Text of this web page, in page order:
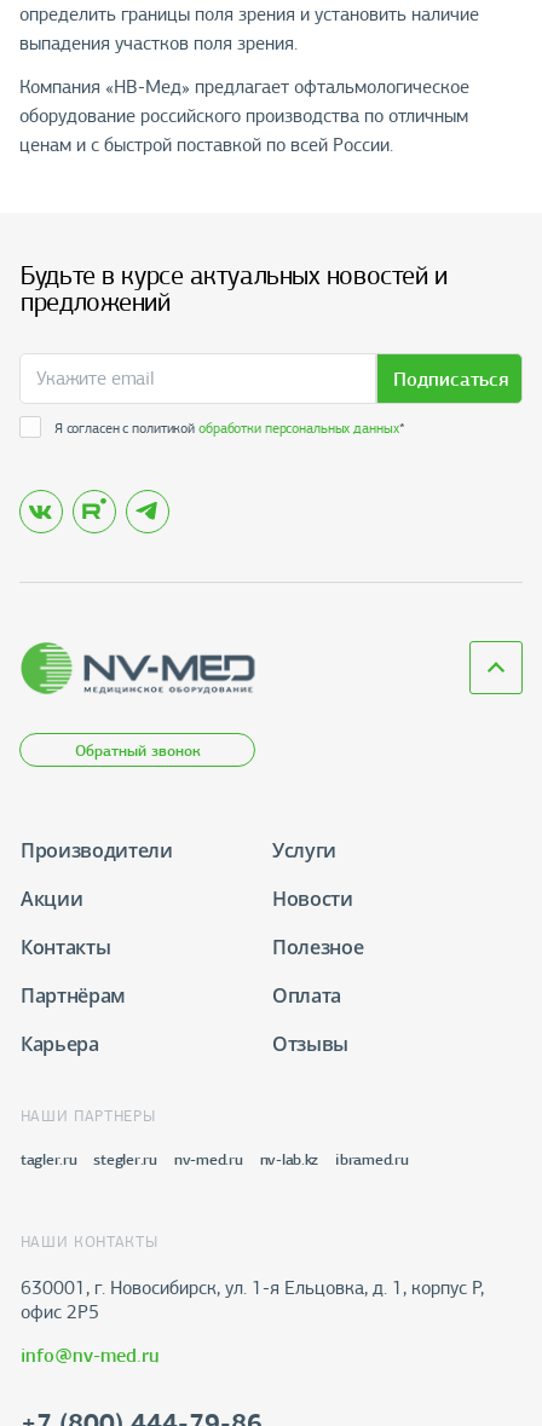
определить границы поля зрения и установить наличие
выпадения участков поля зрения.
Компания «НВ-Мед» предлагает офтальмологическое
оборудование российского производства по отличным
ценам и с быстрой поставкой по всей России.
Будьте в курсе актуальных новостей и
предложений
Подписаться
Я согласен с политикойобработки персональных данных*
Обратный звонок
Производители
Услуги
Акции
Новости
Контакты
Полезное
Партнёрам
Оплата
Карьера
Отзывы
НАШИ ПАРТНЕРЫ
tagler.ru stegler.ru nv-med.ru nv-lab.kz ibramed.ru
НАШИ КОНТАКТЫ
630001, г. Новосибирск, ул. 1-я Ельцовка, д. 1, корпус Р,
офис 2Р5
info@nv-med.ru